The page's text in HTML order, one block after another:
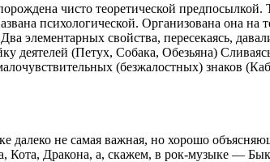
чисто теоретической
психологической. Организована она
элементарных свойства, пересекаясь,
деятелей (Петух, Собака, Обезьяна)
(безжалостных) знаков
далеко не самая важная, но хорошо
Кота, Дракона, а, скажем, в рок-музыке —